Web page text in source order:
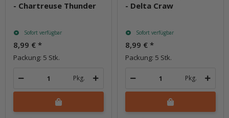
- Chartreuse Thunder
Sofort verfügbar
8,99 € *
Packung: 5 Stk.
Pkg.
- Delta Craw
Sofort verfügbar
8,99 € *
Packung: 5 Stk.
Pkg.